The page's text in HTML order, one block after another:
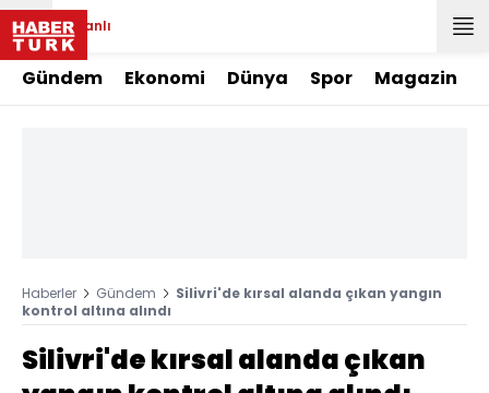
Canlı
Gündem Ekonomi Dünya Spor Magazin
Haberler Gündem
Silivri'de kırsal alanda çıkan yangın
kontrol altına alındı
Silivri'de kırsal alanda çıkan